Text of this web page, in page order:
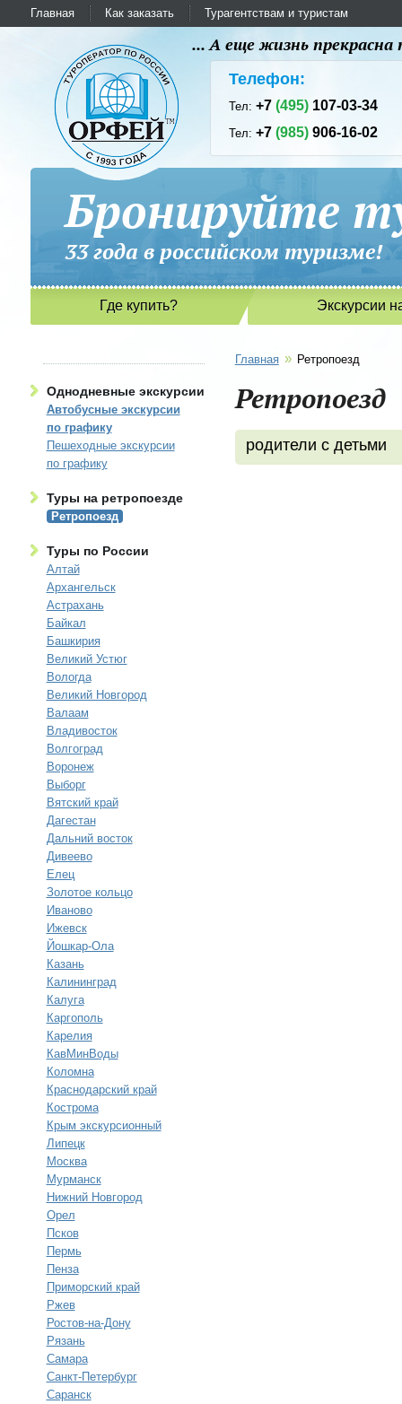
Главная Как заказать Турагентствам и туристам
... А еще жизнь
Телефон:
Тел:+7(495) 107-03-34
Тел:+7(985) 906-16-02
Бронируйте
33 года в российском
Где купить? Экскурсии
Однодневные экскурсии
Автобусные экскурсии
по графику
Пешеходные экскурсии
по графику
Туры на ретропоезде
Ретропоезд
Туры по России
Алтай
Архангельск
Астрахань
Байкал
Башкирия
Великий Устюг
Вологда
Великий Новгород
Валаам
Владивосток
Волгоград
Воронеж
Выборг
Вятский край
Дагестан
Дальний восток
Дивеево
Елец
Золотое кольцо
Иваново
Ижевск
Йошкар-Ола
Казань
Калининград
Калуга
Каргополь
Карелия
КавМинВоды
Коломна
Краснодарский край
Кострома
Крым экскурсионный
Липецк
Москва
Мурманск
Нижний Новгород
Орел
Псков
Пермь
Пенза
Приморский край
Ржев
Ростов-на-Дону
Рязань
Самара
Санкт-Петербург
Саранск
Главная » Ретропоезд
Ретропоезд
родители с детьми